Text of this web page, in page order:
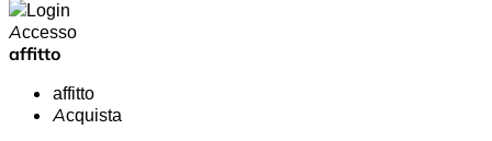
Accesso
affitto
affitto
Acquista